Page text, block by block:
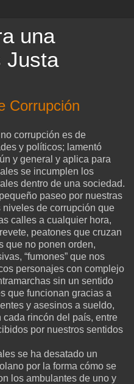
una
Justa
Corrupción
corrupción es de
y políticos; lamentó
y general y aplica para
se incumplen los
dentro de una sociedad.
paseo por nuestras
de corrupción que
calles a cualquier hora,
peatones que cruzan
que no ponen orden,
“fumones” que nos
personajes con complejo
sin un sentido
que funcionan gracias a
y asesinos a sueldo,
rincón del país, entre
por nuestros sentidos
se ha desatado un
por la forma cómo se
los ambulantes de uno y